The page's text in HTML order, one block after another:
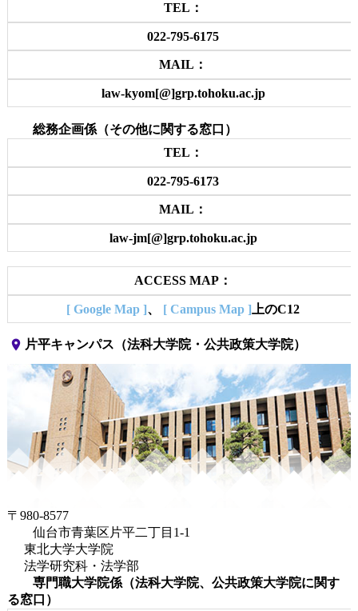
TEL：
022-795-6175
MAIL：
law-kyom[@]grp.tohoku.ac.jp
総務企画係（その他に関する窓口）
TEL：
022-795-6173
MAIL：
law-jm[@]grp.tohoku.ac.jp
ACCESS MAP：
[ Google Map ]、 [ Campus Map ] 上のC12
place 片平キャンパス（法科大学院・公共政策大学院）
〒980-8577
仙台市青葉区片平二丁目1-1
東北大学大学院
法学研究科・法学部
専門職大学院係（法科大学院、公共政策大学院に関す
る窓口）